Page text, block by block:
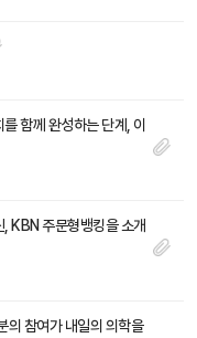
함께 완성하는 단계, 이
KBN 주문형뱅킹을 소개
의 참여가 내일의 의학을